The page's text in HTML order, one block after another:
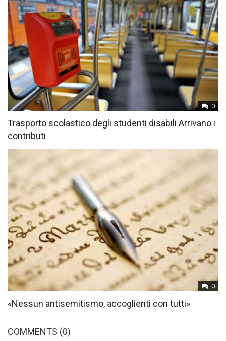
0
Trasporto scolastico degli studenti disabili Arrivano i
contributi
0
«Nessun antisemitismo, accoglienti con tutti»
COMMENTS (0)